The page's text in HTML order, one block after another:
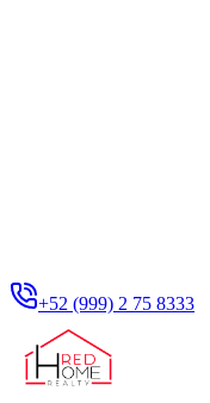
+52 (999) 2 75 8333